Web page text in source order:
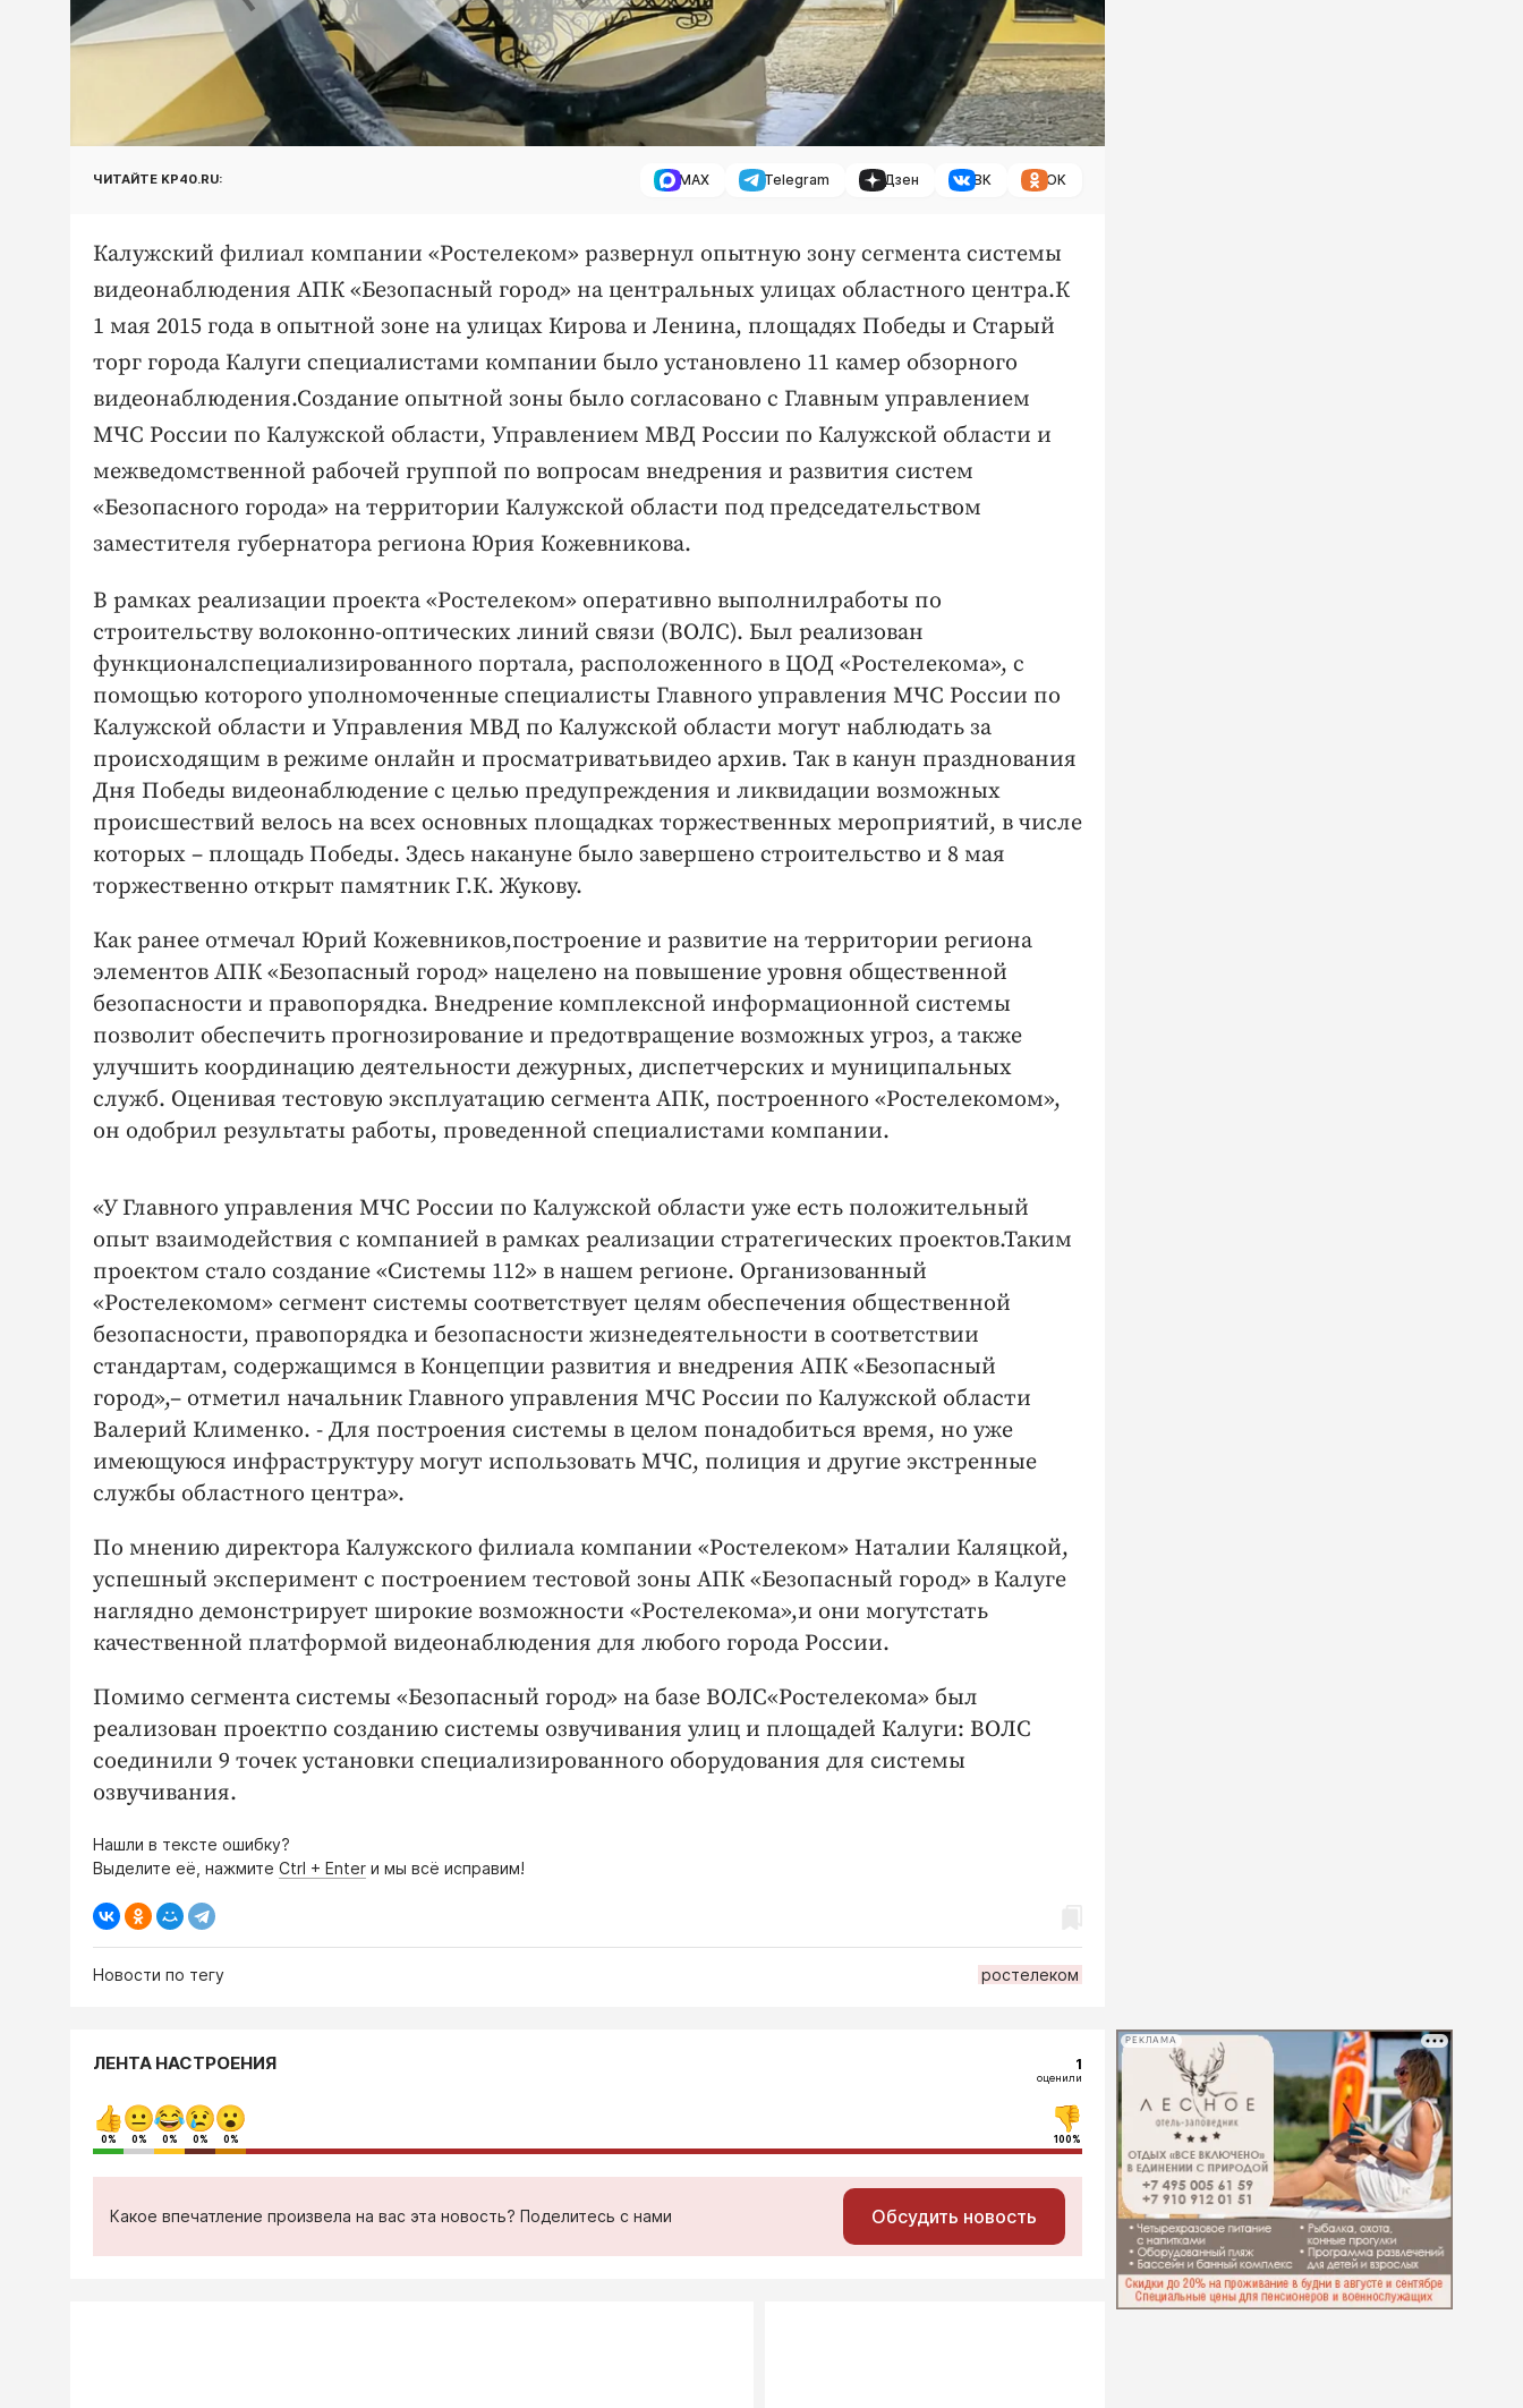
ЧИТАЙТЕ KP40.RU: MAX Telegram Дзен ВК ОК
Калужский филиал компании «Ростелеком» развернул опытную зону сегмента системы
видеонаблюдения АПК «Безопасный город» на центральных улицах областного центра.К
1 мая 2015 года в опытной зоне на улицах Кирова и Ленина, площадях Победы и Старый
торг города Калуги специалистами компании было установлено 11 камер обзорного
видеонаблюдения.Создание опытной зоны было согласовано с Главным управлением
МЧС России по Калужской области, Управлением МВД России по Калужской области и
межведомственной рабочей группой по вопросам внедрения и развития систем
«Безопасного города» на территории Калужской области под председательством
заместителя губернатора региона Юрия Кожевникова.
В рамках реализации проекта «Ростелеком» оперативно выполнилработы по
строительству волоконно-оптических линий связи (ВОЛС). Был реализован
функционалспециализированного портала, расположенного в ЦОД «Ростелекома», с
помощью которого уполномоченные специалисты Главного управления МЧС России по
Калужской области и Управления МВД по Калужской области могут наблюдать за
происходящим в режиме онлайн и просматриватьвидео архив. Так в канун празднования
Дня Победы видеонаблюдение с целью предупреждения и ликвидации возможных
происшествий велось на всех основных площадках торжественных мероприятий, в числе
которых – площадь Победы. Здесь накануне было завершено строительство и 8 мая
торжественно открыт памятник Г.К. Жукову.
Как ранее отмечал Юрий Кожевников,построение и развитие на территории региона
элементов АПК «Безопасный город» нацелено на повышение уровня общественной
безопасности и правопорядка. Внедрение комплексной информационной системы
позволит обеспечить прогнозирование и предотвращение возможных угроз, а также
улучшить координацию деятельности дежурных, диспетчерских и муниципальных
служб. Оценивая тестовую эксплуатацию сегмента АПК, построенного «Ростелекомом»,
он одобрил результаты работы, проведенной специалистами компании.
«У Главного управления МЧС России по Калужской области уже есть положительный
опыт взаимодействия с компанией в рамках реализации стратегических проектов.Таким
проектом стало создание «Системы 112» в нашем регионе. Организованный
«Ростелекомом» сегмент системы соответствует целям обеспечения общественной
безопасности, правопорядка и безопасности жизнедеятельности в соответствии
стандартам, содержащимся в Концепции развития и внедрения АПК «Безопасный
город»,– отметил начальник Главного управления МЧС России по Калужской области
Валерий Клименко. - Для построения системы в целом понадобиться время, но уже
имеющуюся инфраструктуру могут использовать МЧС, полиция и другие экстренные
службы областного центра».
По мнению директора Калужского филиала компании «Ростелеком» Наталии Каляцкой,
успешный эксперимент с построением тестовой зоны АПК «Безопасный город» в Калуге
наглядно демонстрирует широкие возможности «Ростелекома»,и они могутстать
качественной платформой видеонаблюдения для любого города России.
Помимо сегмента системы «Безопасный город» на базе ВОЛС«Ростелекома» был
реализован проектпо созданию системы озвучивания улиц и площадей Калуги: ВОЛС
соединили 9 точек установки специализированного оборудования для системы
озвучивания.
Нашли в тексте ошибку?
Выделите её, нажмите Ctrl + Enter и мы всё исправим!
Новости по тегу ростелеком
ЛЕНТА НАСТРОЕНИЯ 1
оценили
0% 0% 0% 0% 0% 100%
Какое впечатление произвела на вас эта новость? Поделитесь с нами Обсудить новость
РЕКЛАМА